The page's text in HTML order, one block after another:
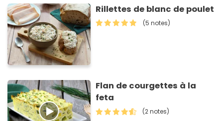
Rillettes de blanc de poulet
(5 notes)
Flan de courgettes à la
feta
(2 notes)